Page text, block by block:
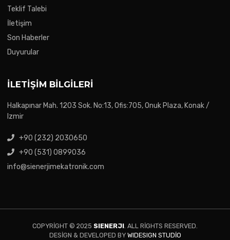
Teklif Talebi
İletişim
Son Haberler
Duyurular
İLETIŞIM BILGILERI
Halkapınar Mah. 1203 Sok. No:13, Ofis:705, Onuk Plaza, Konak /
Izmir
+90 (232) 2030650
+90 (531) 0899036
info@sienerjimekatronik.com
COPYRIGHT © 2025 SIENERJI. ALL RIGHTS RESERVED.
DESIGN & DEVELOPED BY WIDESIGN STUDIO